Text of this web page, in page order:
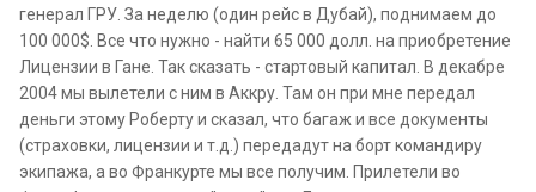
генерал ГРУ. За неделю (один рейс в Дубай), поднимаем до
100 000$. Все что нужно - найти 65 000 долл. на приобретение
Лицензии в Гане. Так сказать - стартовый капитал. В декабре
2004 мы вылетели с ним в Аккру. Там он при мне передал
деньги этому Роберту и сказал, что багаж и все документы
(страховки, лицензии и т.д.) передадут на борт командиру
экипажа, а во Франкурте мы все получим. Прилетели во